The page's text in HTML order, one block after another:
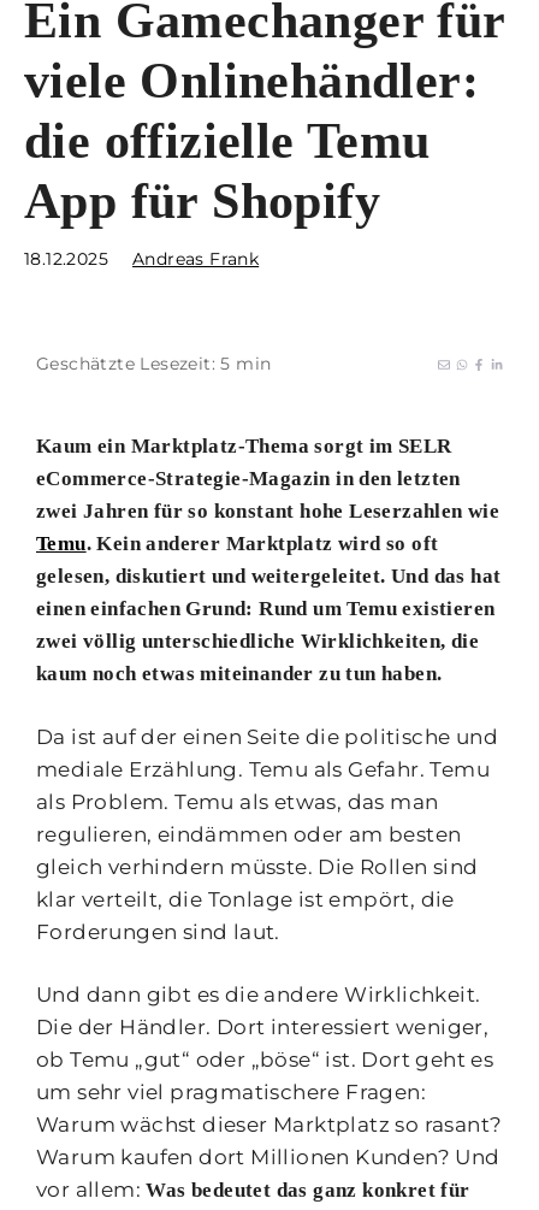
Ein Gamechanger für
viele Onlinehändler:
die offizielle Temu
App für Shopify
18.12.2025 Andreas Frank
Geschätzte Lesezeit: 5 min
Kaum ein Marktplatz-Thema sorgt im SELR
eCommerce-Strategie-Magazin in den letzten
zwei Jahren für so konstant hohe Leserzahlen wie
Temu. Kein anderer Marktplatz wird so oft
gelesen, diskutiert und weitergeleitet. Und das hat
einen einfachen Grund: Rund um Temu existieren
zwei völlig unterschiedliche Wirklichkeiten, die
kaum noch etwas miteinander zu tun haben.
Da ist auf der einen Seite die politische und
mediale Erzählung. Temu als Gefahr. Temu
als Problem. Temu als etwas, das man
regulieren, eindämmen oder am besten
gleich verhindern müsste. Die Rollen sind
klar verteilt, die Tonlage ist empört, die
Forderungen sind laut.
Und dann gibt es die andere Wirklichkeit.
Die der Händler. Dort interessiert weniger,
ob Temu „gut“ oder „böse“ ist. Dort geht es
um sehr viel pragmatischere Fragen:
Warum wächst dieser Marktplatz so rasant?
Warum kaufen dort Millionen Kunden? Und
vor allem:Was bedeutet das ganz konkret für